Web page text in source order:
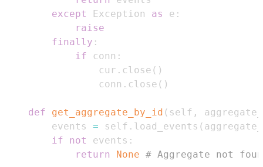
except
Exception as e :
raise
finally :
if conn :
                cur
. close ( )
                conn
. close ( )
def get_aggregate_by_id ( self ,
        events
= self . load_events (
if
not events :
return
None # Aggregate not